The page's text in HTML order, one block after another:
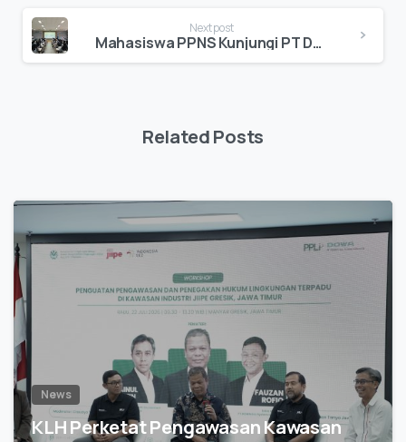
Next post
Mahasiswa PPNS Kunjungi PT DOWA Eco System Indonesia: Belajar Pengolahan Limbah B3 Langsung dari Ahlinya
Related Posts
0
News
KLH Perketat Pengawasan Kawasan